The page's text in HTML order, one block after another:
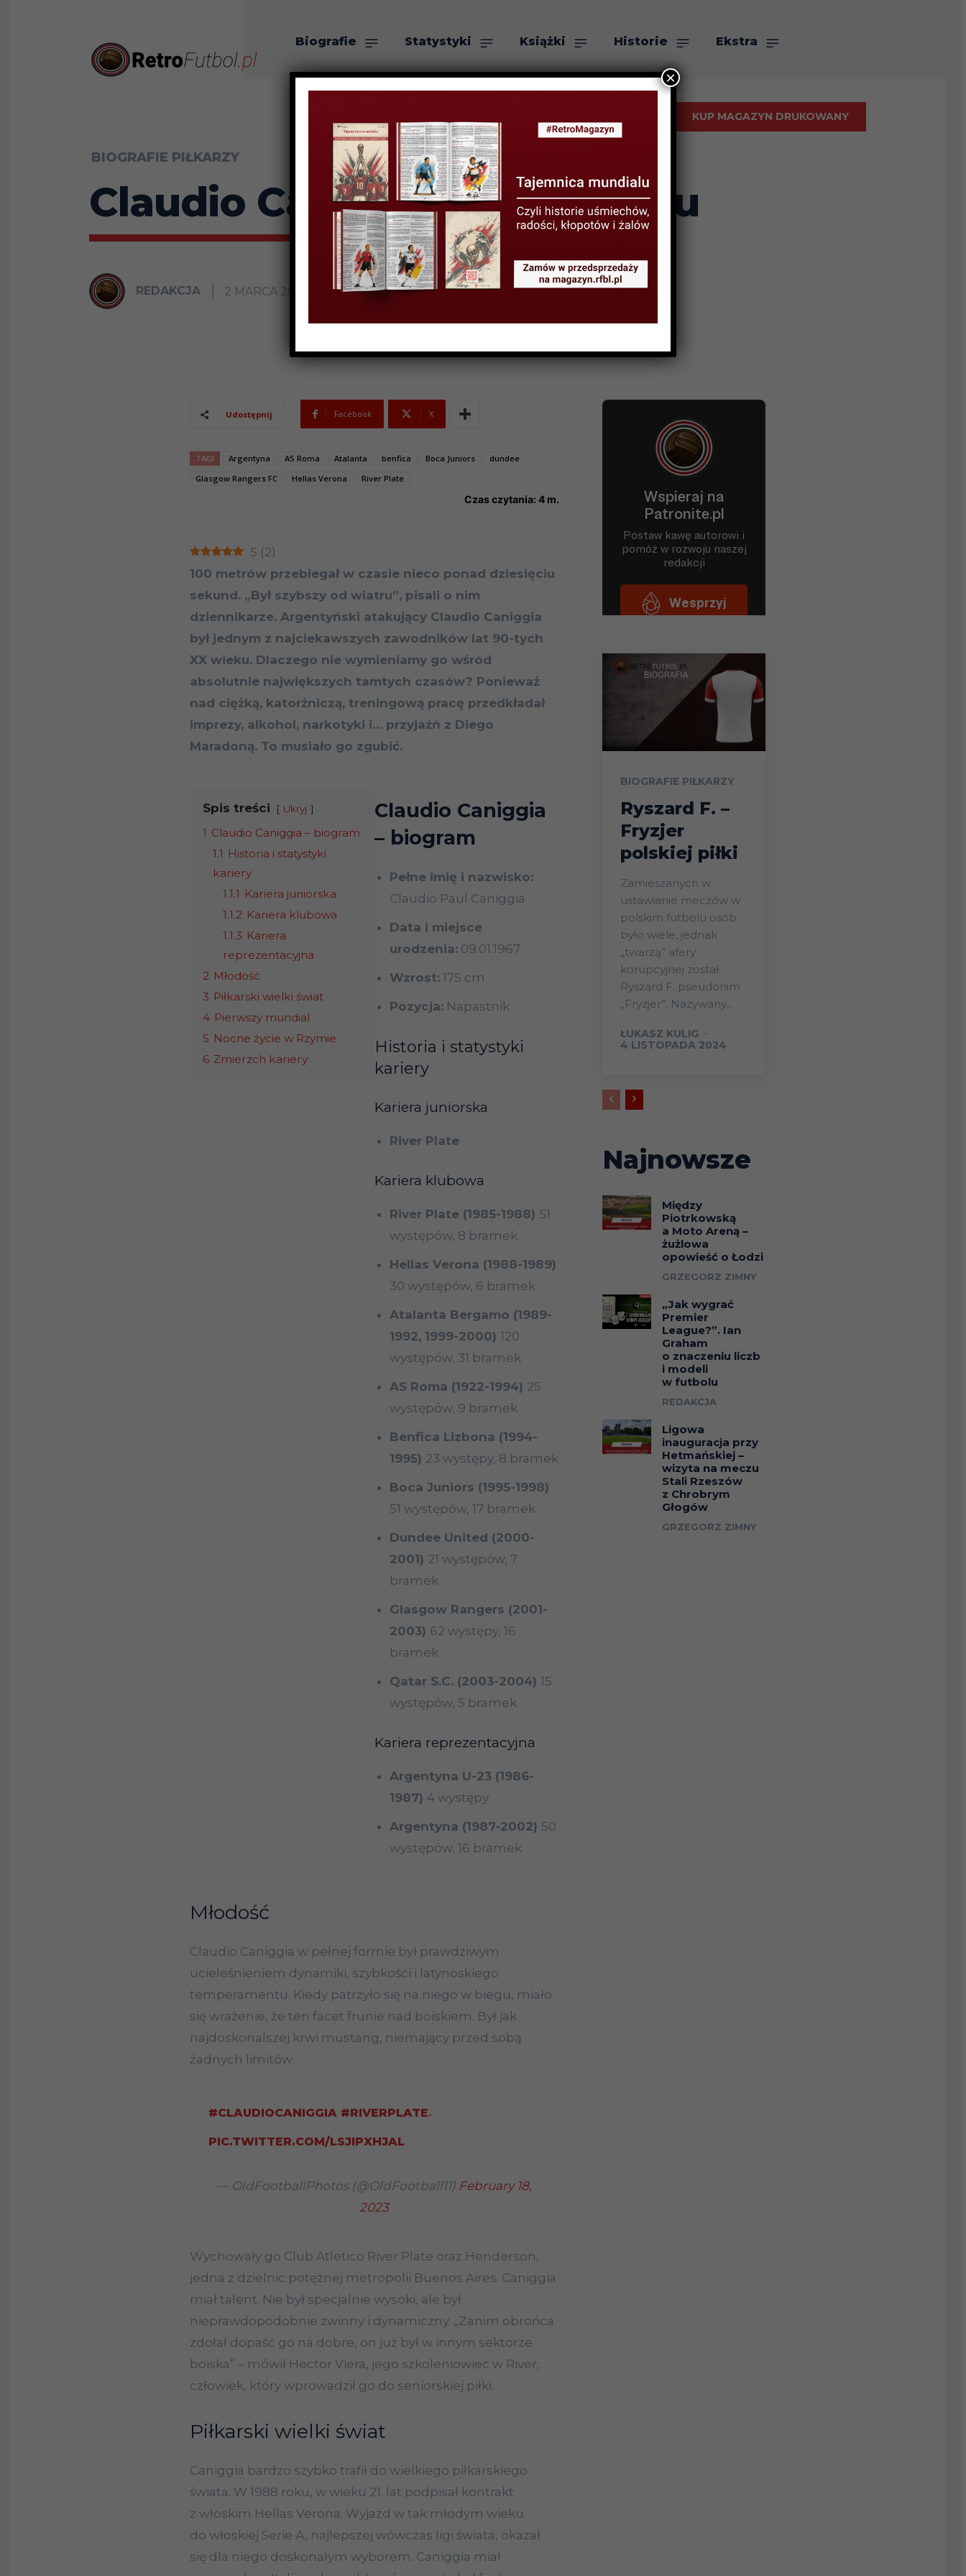
Biografie Statystyki Książki Historie Ekstra
O nas
KUP MAGAZYN DRUKOWANY
BIOGRAFIE PIŁKARZY
Claudio Caniggia – syn wiatru
REDAKCJA 2 MARCA 2023
Udostępnij Facebook X
TAGI Argentyna AS Roma Atalanta benfica Boca Juniors
dundee
Glasgow Rangers FC
Hellas Verona River Plate
Czas czytania: 4 m.
5 (2)
100 metrów przebiegał w czasie nieco ponad dziesięciu
sekund. „Był szybszy od wiatru”, pisali o nim
dziennikarze. Argentyński atakujący Claudio Caniggia
był jednym z najciekawszych zawodników lat 90-tych
XX wieku. Dlaczego nie wymieniamy go wśród
absolutnie największych tamtych czasów? Ponieważ
nad ciężką, katorżniczą, treningową pracę przedkładał
imprezy, alkohol, narkotyki i… przyjaźń z Diego
Maradoną. To musiało go zgubić.
Spis treści Ukryj
1 Claudio Caniggia – biogram
1.1 Historia i statystyki
kariery
1.1.1 Kariera juniorska
1.1.2 Kariera klubowa
1.1.3 Kariera
reprezentacyjna
2 Młodość
3 Piłkarski wielki świat
4 Pierwszy mundial
5 Nocne życie w Rzymie
6 Zmierzch kariery
Claudio Caniggia
– biogram
Pełne imię i nazwisko:
Claudio Paul Caniggia
Data i miejsce
urodzenia:09.01.1967
Wzrost:175 cm
Pozycja:Napastnik
Historia i statystyki
kariery
Kariera juniorska
River Plate
Kariera klubowa
River Plate (1985-1988) 51
występów, 8 bramek
Hellas Verona (1988-1989)
30 występów, 6 bramek
Atalanta Bergamo (1989-
1992, 1999-2000) 120
występów, 31 bramek
AS Roma (1922-1994) 25
występów, 9 bramek
Benfica Lizbona (1994-
1995) 23 występy, 8 bramek
Boca Juniors (1995-1998)
51 występów, 17 bramek
Dundee United (2000-
2001) 21 występów, 7
bramek
Glasgow Rangers (2001-
2003) 62 występy, 16
bramek
Qatar S.C. (2003-2004) 15
występów, 5 bramek
Kariera reprezentacyjna
Argentyna U-23 (1986-
1987) 4 występy
Argentyna (1987-2002) 50
występów, 16 bramek
Młodość
Claudio Caniggia w pełnej formie był prawdziwym
ucieleśnieniem dynamiki, szybkości i latynoskiego
temperamentu. Kiedy patrzyło się na niego w biegu, miało
się wrażenie, że ten facet frunie nad boiskiem. Był jak
najdoskonalszej krwi mustang, niemający przed sobą
żadnych limitów.
#CLAUDIOCANIGGIA #RIVERPLATE.
PIC.TWITTER.COM/LSJIPXHJAL
— OldFootballPhotos (@OldFootball11) February 18,
2023
Wychowały go Club Atletico River Plate oraz Henderson,
jedna z dzielnic potężnej metropolii Buenos Aires. Caniggia
miał talent. Nie był specjalnie wysoki, ale był
nieprawdopodobnie zwinny i dynamiczny. „Zanim obrońca
zdołał dopaść go na dobre, on już był w innym sektorze
boiska” – mówił Hector Viera, jego szkoleniowiec w River,
człowiek, który wprowadził go do seniorskiej piłki.
Piłkarski wielki świat
Caniggia bardzo szybko trafił do wielkiego piłkarskiego
świata. W 1988 roku, w wieku 21. lat podpisał kontrakt
z włoskim Hellas Verona. Wyjazd w tak młodym wieku
do włoskiej Serie A, najlepszej wówczas ligi świata, okazał
się dla niego doskonałym wyborem. Caniggia miał
BIOGRAFIE PIŁKARZY
Ryszard F. –
Fryzjer
polskiej piłki
Zamieszanych w
ustawianie meczów w
polskim futbolu osób
było wiele, jednak
„twarzą” afery
korupcyjnej został
Ryszard F. pseudonim
„Fryzjer”. Nazywany...
ŁUKASZ KULIG -
4 LISTOPADA 2024
Najnowsze
Między
Piotrkowską
a Moto Areną –
żużlowa
opowieść o Łodzi
GRZEGORZ ZIMNY
„Jak wygrać
Premier
League?”. Ian
Graham
o znaczeniu liczb
i modeli
w futbolu
REDAKCJA
Ligowa
inauguracja przy
Hetmańskiej –
wizyta na meczu
Stali Rzeszów
z Chrobrym
Głogów
GRZEGORZ ZIMNY
×